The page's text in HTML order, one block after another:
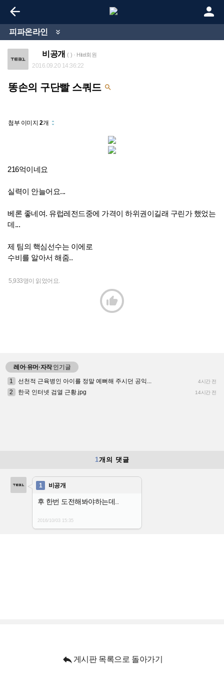
 
피파온라인 
비공개 ( ) · Hitel회원
2016.09.20 14:36:22
똥손의 구단빨 스쿼드 
첨부 이미지2개 unfold_more
216억이네요
실력이 안늘어요...
베론 좋네여. 유럽레전드중에 가격이 하위권이길래 구린가 했었는
데...
제 팀의 핵심선수는 이에로
수비를 알아서 해줌..
5,933명이 읽었어요.

레어·유머·자작인기글
1
선천적 근육병인 아이를 정말 예뻐해 주시던 공익... 4시간 전
2 한국 인터넷 검열 근황.jpg 14시간 전
1개의 댓글
1 비공개
후 한번 도전해봐야하는데..
2016/10/03 15:35
 게시판 목록으로 돌아가기